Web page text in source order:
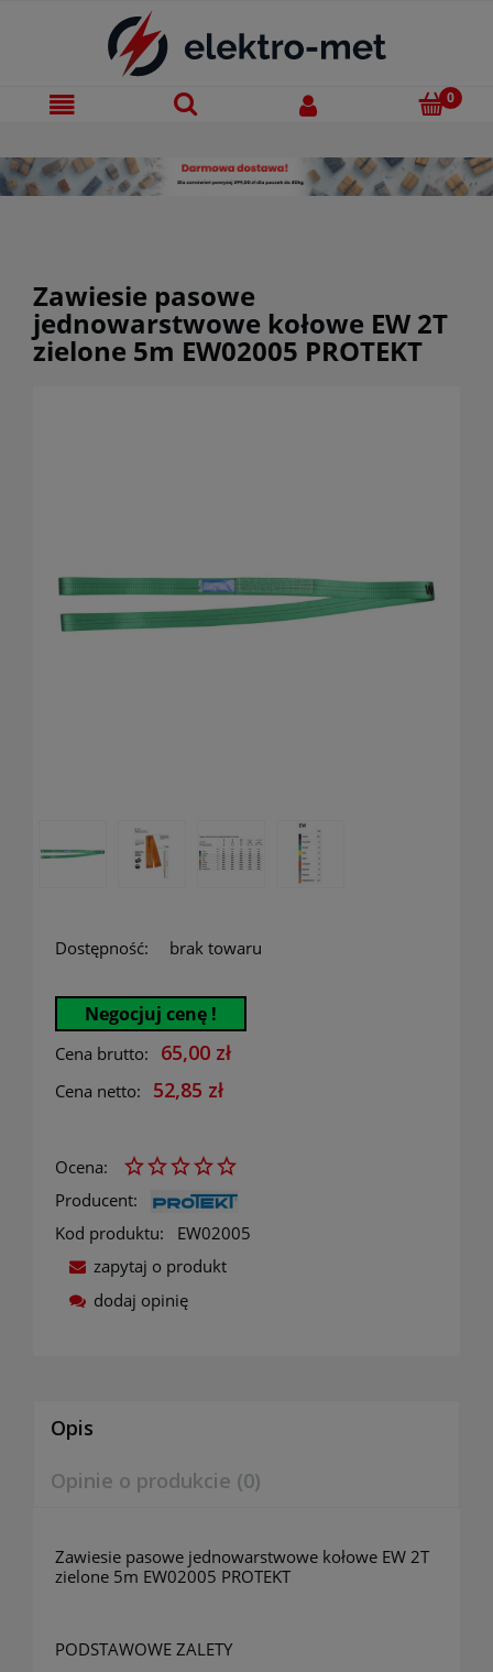
Zawiesie pasowe
jednowarstwowe kołowe EW 2T
zielone 5m EW02005 PROTEKT
Dostępność: brak towaru
Negocjuj cenę !
Cena brutto: 65,00 zł
Cena netto: 52,85 zł
Ocena:
Producent:
Kod produktu:
EW02005
zapytaj o produkt
dodaj opinię
Opis
Opinie o produkcie (0)
Zawiesie pasowe jednowarstwowe kołowe EW 2T
zielone 5m EW02005 PROTEKT
PODSTAWOWE ZALETY